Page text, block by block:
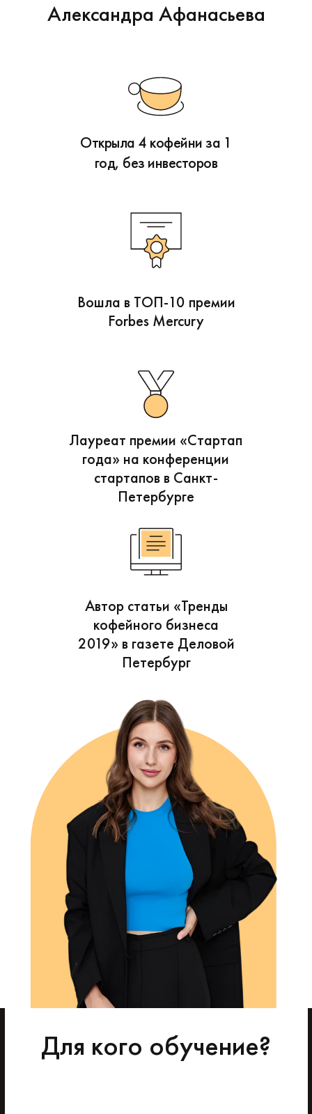
Александра Афанасьева
Открыла 4 кофейни за 1
год, без инвесторов
Лауреат премии «Стартап
года» на конференции
стартапов в Санкт-
Петербурге
Вошла в ТОП-10 премии
Forbes Mercury
Автор статьи «Тренды
кофейного бизнеса
2019» в газете Деловой
Петербург
Для кого обучение?